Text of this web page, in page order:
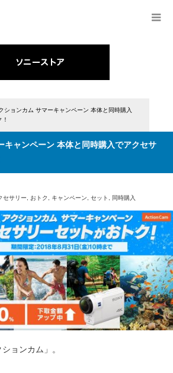
ションカム サマーキャンペーン 本体と同時購入
キャンペーン 本体と同時購入でアクセサ
セサリー おトク キャンペーン セット 同時購入
ョンカム」。